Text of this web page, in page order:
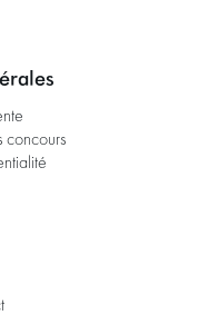
concours